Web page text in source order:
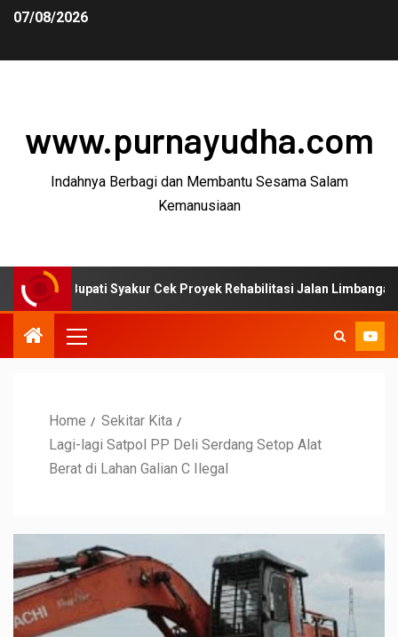
07/08/2026
www.purnayudha.com
Indahnya Berbagi dan Membantu Sesama Salam
Kemanusiaan
Syakur Cek Proyek Rehabilitasi Jalan Limbangan–Selaawi
Home
Sekitar Kita
Lagi-lagi Satpol PP Deli Serdang Setop Alat
Berat di Lahan Galian C Ilegal